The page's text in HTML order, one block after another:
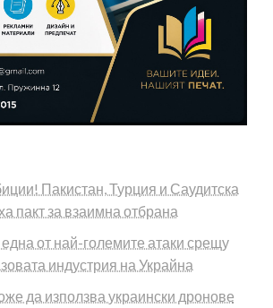
Пакистан, Турция и Саудитска
пакт за взаимна отбрана
от най-големите атаки срещу
индустрия на Украйна
да използва украински дронове